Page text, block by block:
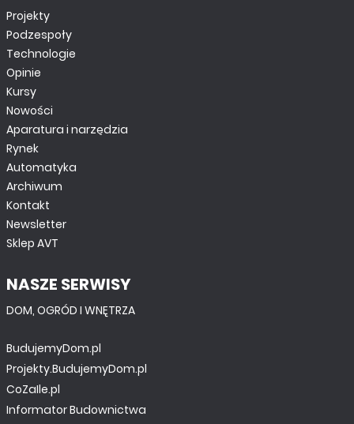
Projekty
Podzespoły
Technologie
Opinie
Kursy
Nowości
Aparatura i narzędzia
Rynek
Automatyka
Archiwum
Kontakt
Newsletter
Sklep AVT
NASZE SERWISY
DOM, OGRÓD I WNĘTRZA
BudujemyDom.pl
Projekty.BudujemyDom.pl
CoZaIle.pl
Informator Budownictwa